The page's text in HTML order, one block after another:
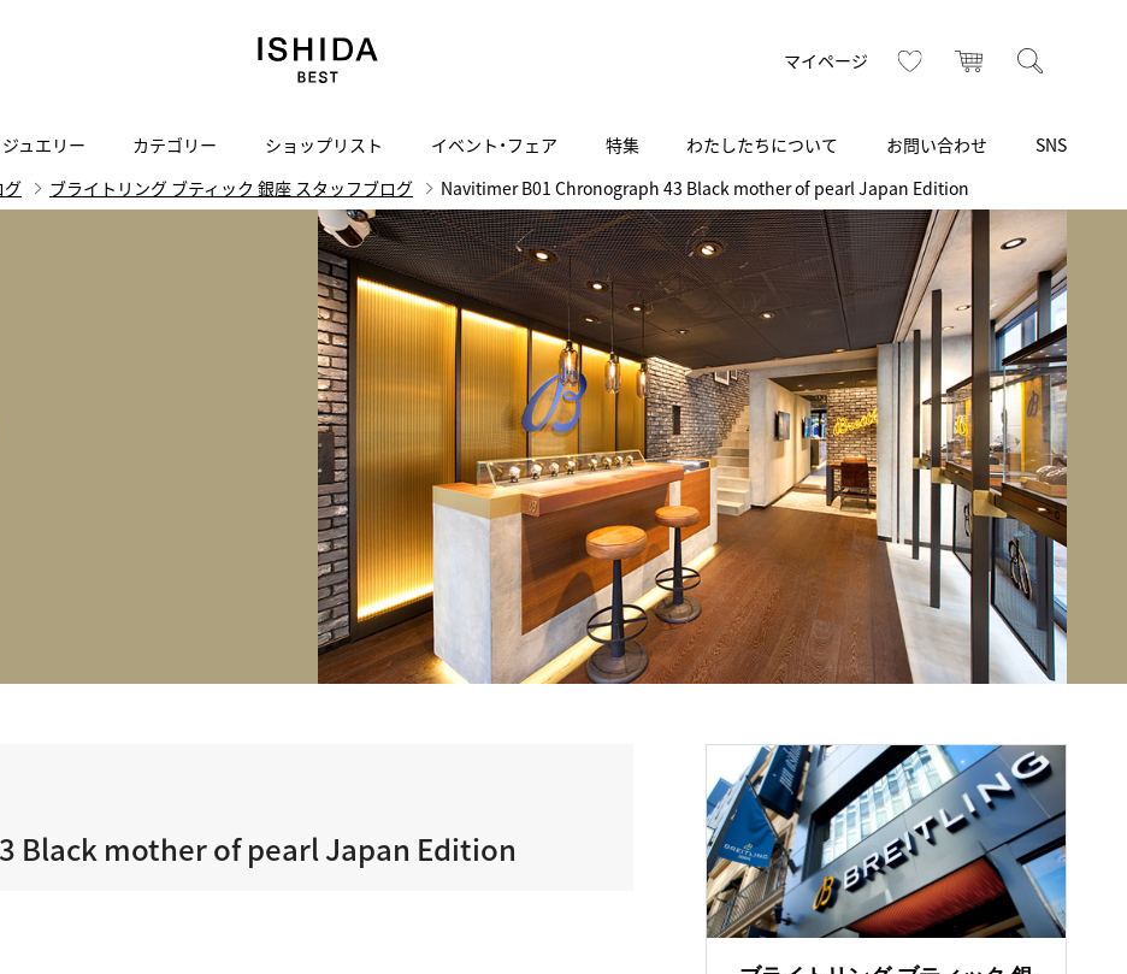
マイページ お気に入りカート
H I J K L M N O P R S T U V W X
amazfit
アマズフィット
AMIDA
アミダ
ェルハート
ARMINSTROM
アーミンシュトローム
Arnold & Son
アーノルド＆サン
正規取り扱いブランド一覧はこちら
買取り・下取り・委託サービスについて
検索
ヴィンテージブランド一覧はこちら
ジュエリー カテゴリー
ヴィンテージブランド
ISHIDA いいモノ Selection
いいモノ Gift selection
i.s.d.(アイエスディー)
ショップリスト
ISHIDA表参道 ISHIDA N43°（札幌）
Luxury Time Lounge ブライトリング ブティック 銀座
IWC 表参道ブティック BEST VINTAGE新宿
BEST VINTAGEヒューリックスクエア札幌
ショップリスト一覧はこちら
イベント・フェア 特集 わたしたちについて
会社概要 サービス CSR
お問い合わせ
ご来店の予約 オンライン相談 買取り・下取り・委託サービス
SNS
INSTAGRAM
TikTok
グ ブライトリング ブティック 銀座 スタッフブログ Navitimer B01 Chronograph 43 Black mother of pearl Japan Edition
Black mother of pearl Japan Edition